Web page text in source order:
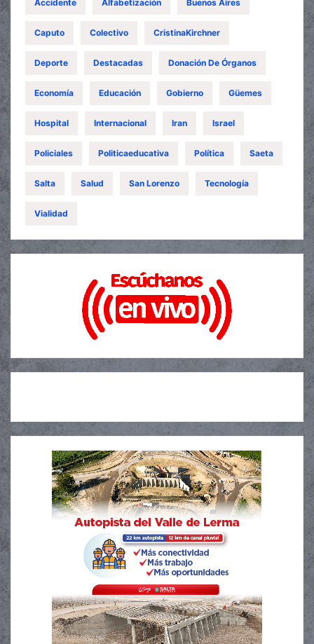
Accidente Alfabetización Buenos Aires
Caputo Colectivo CristinaKirchner
Deporte Destacadas Donación De Órganos
Economía Educación Gobierno Güemes
Hospital Internacional Iran Israel
Policiales Politicaeducativa Política Saeta
Salta Salud San Lorenzo Tecnología
Vialidad